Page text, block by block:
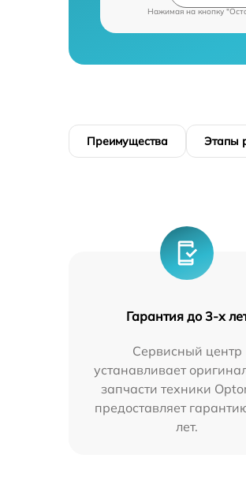
Нажимая на кнопку
Преимущества Этапы
Гарантия до 3-х
Сервисный центр
устанавливает
запчасти техники
предоставляет
лет.